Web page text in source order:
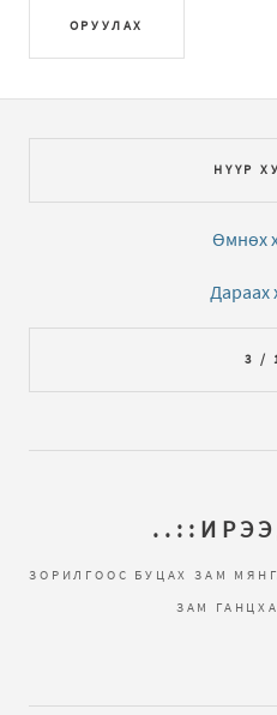
ОРУУЛАХ
НҮҮР
Өмнөх
Дараах
3 /
ЗОРИЛГООС БУЦАХ ЗАМ
ЗАМ